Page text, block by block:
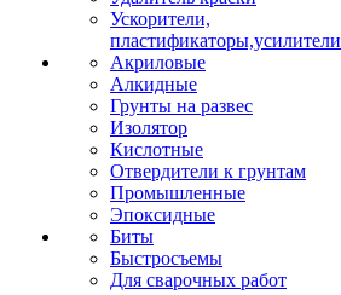
Ускорители,
пластификаторы,усилители
Акриловые
Алкидные
Грунты на развес
Изолятор
Кислотные
Отвердители к грунтам
Промышленные
Эпоксидные
Биты
Быстросъемы
Для сварочных работ